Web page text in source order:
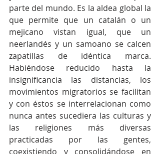
parte del mundo. Es la aldea global la
que permite que un catalán o un
mejicano vistan igual, que un
neerlandés y un samoano se calcen
zapatillas de idéntica marca.
Habiéndose reducido hasta la
insignificancia las distancias, los
movimientos migratorios se facilitan
y con éstos se interrelacionan como
nunca antes sucediera las culturas y
las religiones más diversas
practicadas por las gentes,
coexistiendo y consolidándose en